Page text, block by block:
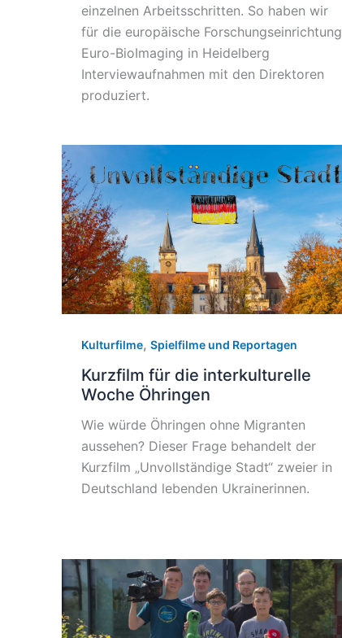
einzelnen Arbeitsschritten. So haben wir
für die europäische Forschungseinrichtung
Euro-BioImaging in Heidelberg
Interviewaufnahmen mit den Direktoren
produziert.
Kulturfilme, Spielfilme und Reportagen
Kurzfilm für die interkulturelle
Woche Öhringen
Wie würde Öhringen ohne Migranten
aussehen? Dieser Frage behandelt der
Kurzfilm „Unvollständige Stadt“ zweier in
Deutschland lebenden Ukrainerinnen.